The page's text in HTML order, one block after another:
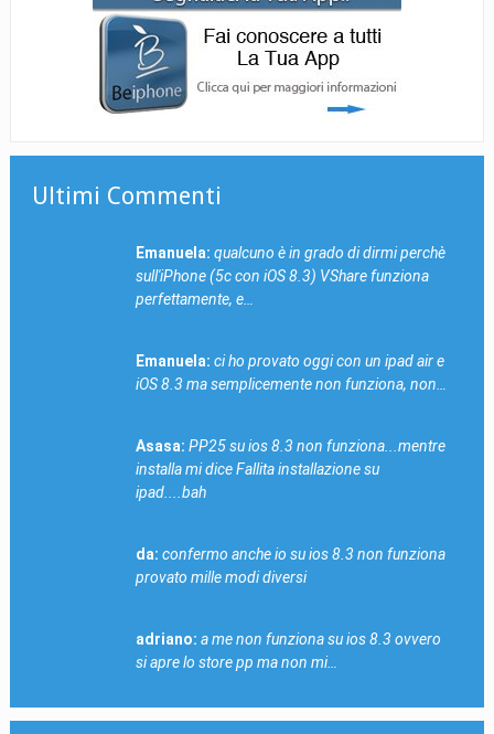
Ultimi Commenti
Emanuela: qualcuno è in grado di dirmi perchè
sull'iPhone (5c con iOS 8.3) VShare funziona
perfettamente, e…
Emanuela: ci ho provato oggi con un ipad air e
iOS 8.3 ma semplicemente non funziona, non…
Asasa: PP25 su ios 8.3 non funziona...mentre
installa mi dice Fallita installazione su
ipad....bah
da: confermo anche io su ios 8.3 non funziona
provato mille modi diversi
adriano: a me non funziona su ios 8.3 ovvero
si apre lo store pp ma non mi…